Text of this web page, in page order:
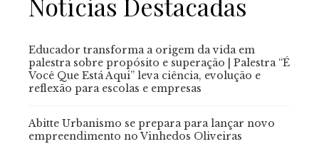
Notícias Destacadas
Educador transforma a origem da vida em
palestra sobre propósito e superação | Palestra “É
Você Que Está Aqui” leva ciência, evolução e
reflexão para escolas e empresas
Abitte Urbanismo se prepara para lançar novo
empreendimento no Vinhedos Oliveiras